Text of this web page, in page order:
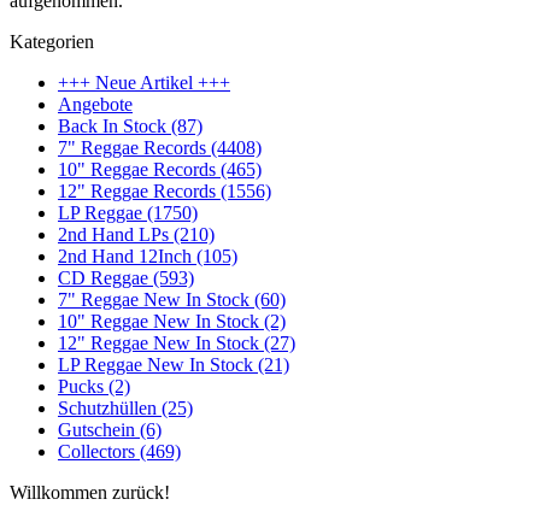
Kategorien
+++ Neue Artikel +++
Angebote
Back In Stock (87)
7" Reggae Records (4408)
10" Reggae Records (465)
12" Reggae Records (1556)
LP Reggae (1750)
2nd Hand LPs (210)
2nd Hand 12Inch (105)
CD Reggae (593)
7" Reggae New In Stock (60)
10" Reggae New In Stock (2)
12" Reggae New In Stock (27)
LP Reggae New In Stock (21)
Pucks (2)
Schutzhüllen (25)
Gutschein (6)
Collectors (469)
Willkommen zurück!